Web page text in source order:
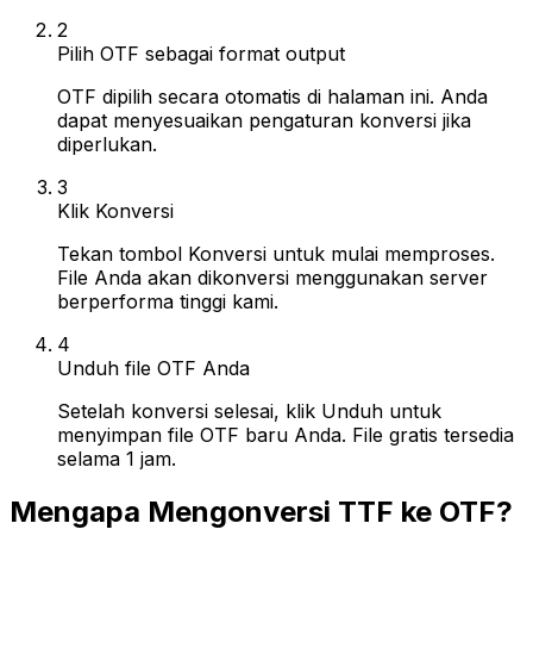
2
Pilih OTF sebagai format output
OTF dipilih secara otomatis di halaman ini. Anda
dapat menyesuaikan pengaturan konversi jika
diperlukan.
3
Klik Konversi
Tekan tombol Konversi untuk mulai memproses.
File Anda akan dikonversi menggunakan server
berperforma tinggi kami.
4
Unduh file OTF Anda
Setelah konversi selesai, klik Unduh untuk
menyimpan file OTF baru Anda. File gratis tersedia
selama 1 jam.
Mengapa Mengonversi TTF ke OTF?